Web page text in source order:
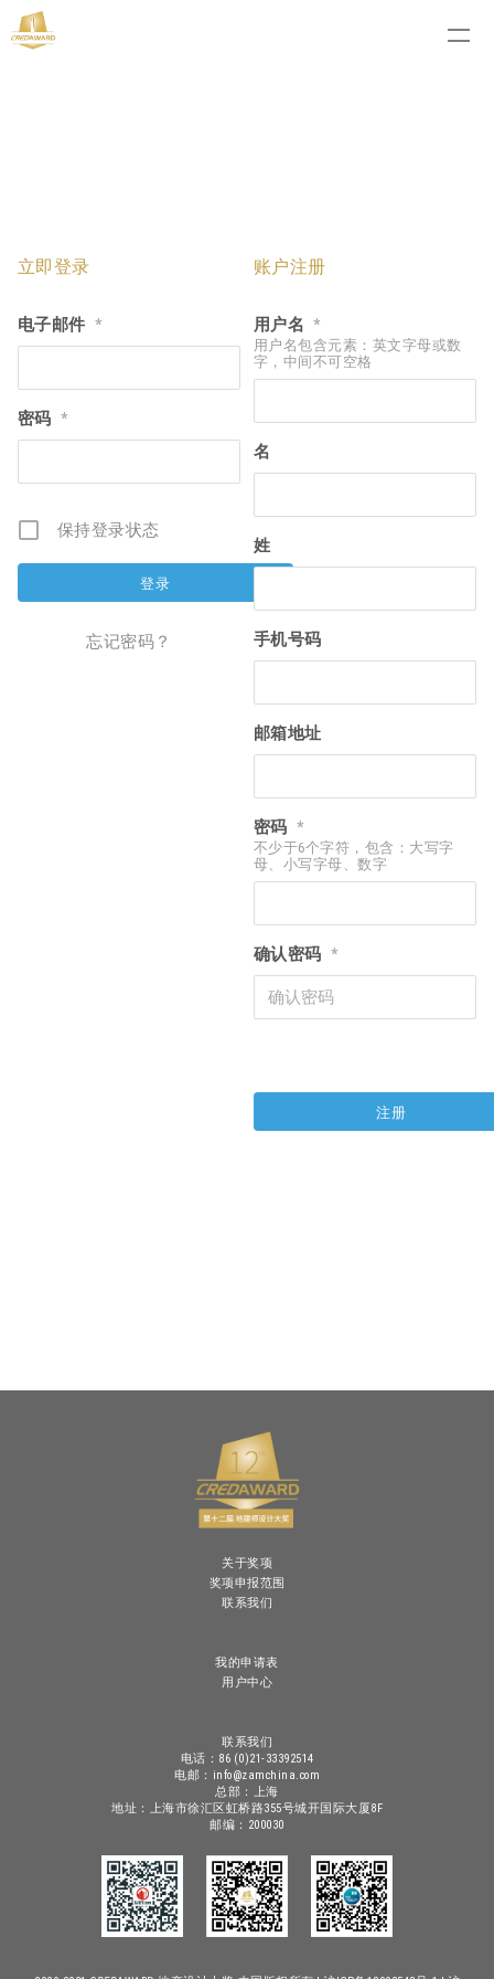
立即登录
电子邮件 *
密码 *
保持登录状态
忘记密码？
账户注册
用户名 *
用户名包含元素：英文字母或数
字，中间不可空格
名
姓
手机号码
邮箱地址
密码 *
不少于6个字符，包含：大写字
母、小写字母、数字
确认密码 *
关于奖项
奖项申报范围
联系我们
我的申请表
用户中心
联系我们
电话：86 (0)21-33392514
电邮：info@zamchina.com
总部：上海
地址：上海市徐汇区虹桥路355号城开国际大厦8F
邮编：200030